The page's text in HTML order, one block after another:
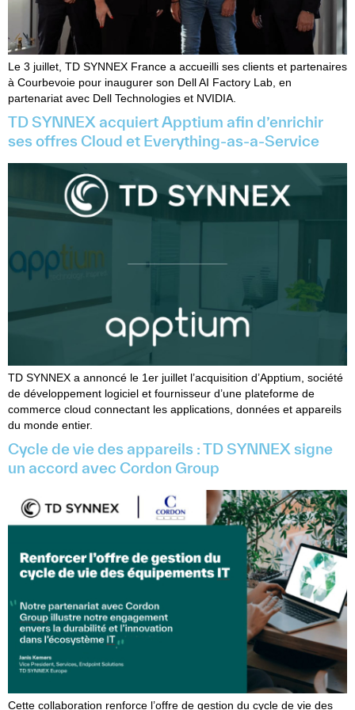
Le 3 juillet, TD SYNNEX France a accueilli ses clients et partenaires
à Courbevoie pour inaugurer son Dell AI Factory Lab, en
partenariat avec Dell Technologies et NVIDIA.
TD SYNNEX acquiert Apptium afin d’enrichir
ses offres Cloud et Everything-as-a-Service
TD SYNNEX a annoncé le 1er juillet l’acquisition d’Apptium, société
de développement logiciel et fournisseur d’une plateforme de
commerce cloud connectant les applications, données et appareils
du monde entier.
Cycle de vie des appareils : TD SYNNEX signe
un accord avec Cordon Group
Cette collaboration renforce l’offre de gestion du cycle de vie des